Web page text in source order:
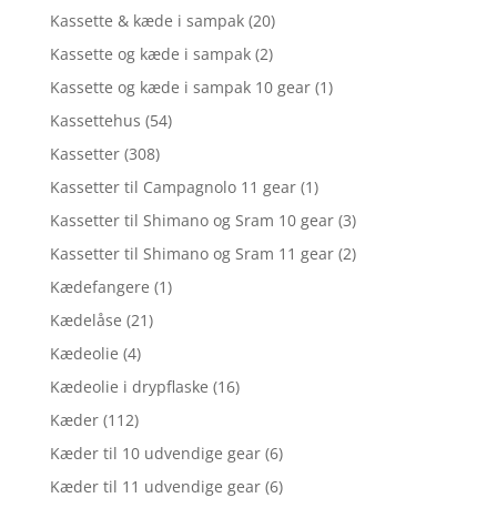
Kassette & kæde i sampak (20)
Kassette og kæde i sampak (2)
Kassette og kæde i sampak 10 gear (1)
Kassettehus (54)
Kassetter (308)
Kassetter til Campagnolo 11 gear (1)
Kassetter til Shimano og Sram 10 gear (3)
Kassetter til Shimano og Sram 11 gear (2)
Kædefangere (1)
Kædelåse (21)
Kædeolie (4)
Kædeolie i drypflaske (16)
Kæder (112)
Kæder til 10 udvendige gear (6)
Kæder til 11 udvendige gear (6)